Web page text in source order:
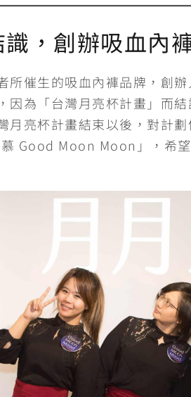
a
m
n
k
，創辦吸血內
所催生的吸血內褲品牌，創
因為「台灣月亮杯計畫」而
月亮杯計畫結束以後，對計
Good Moon Moon」，希